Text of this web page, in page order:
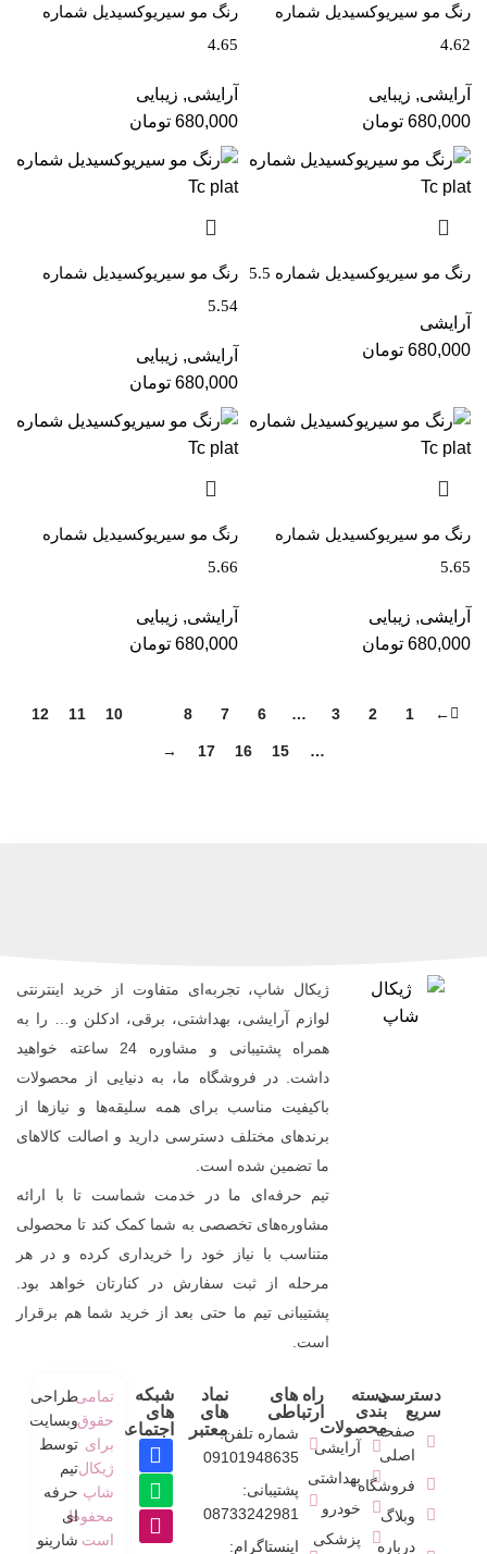
رنگ مو سیریوکسیدیل شماره
4.62
آرایشی, زیبایی
680,000 تومان
رنگ مو سیریوکسیدیل شماره
4.65
آرایشی, زیبایی
680,000 تومان
رنگ مو سیریوکسیدیل شماره 5.5
آرایشی
680,000 تومان
رنگ مو سیریوکسیدیل شماره
5.54
آرایشی, زیبایی
680,000 تومان
رنگ مو سیریوکسیدیل شماره
5.65
آرایشی, زیبایی
680,000 تومان
رنگ مو سیریوکسیدیل شماره
5.66
آرایشی, زیبایی
680,000 تومان
←
1
2
3
…
6
7
8
10
11
12
…
15
16
17
→
ژیکال شاپ، تجربه‌ای متفاوت از خرید اینترنتی
لوازم آرایشی، بهداشتی، برقی، ادکلن و… را به
همراه پشتیبانی و مشاوره 24 ساعته خواهید
داشت. در فروشگاه ما، به دنیایی از محصولات
باکیفیت مناسب برای همه سلیقه‌ها و نیازها از
برندهای مختلف دسترسی دارید و اصالت کالاهای
ما تضمین شده است.
تیم حرفه‌ای ما در خدمت شماست تا با ارائه
مشاوره‌های تخصصی به شما کمک کند تا محصولی
متناسب با نیاز خود را خریداری کرده و در هر
مرحله از ثبت سفارش در کنارتان خواهد بود.
پشتیبانی تیم ما حتی بعد از خرید شما هم برقرار
است.
دسترسی
سریع
صفحه
اصلی
فروشگاه
وبلاگ
درباره
دسته
بندی
محصولات
آرایشی
بهداشتی
خودرو
پزشکی
راه های
ارتباطی
شماره تلفن:
09101948635
پشتیبانی:
08733242981
اینستاگرام:
نماد
های
معتبر
شبکه
های
اجتماعی
تمامی
حقوق
برای
ژیکال
شاپ
محفوط
است
طراحی
وبسایت
توسط
تیم
حرفه
ای
شارینو